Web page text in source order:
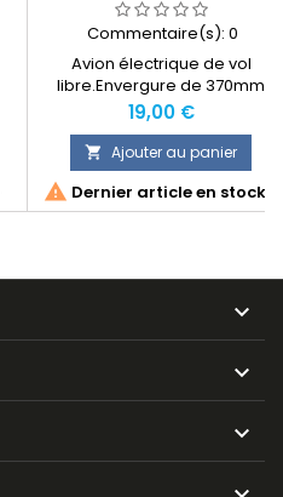
Commentaire(s): 0
Avion électrique de vol
libre.Envergure de 370mm
Prix
19,00 €
 Ajouter au panier
 Dernier article en stock


